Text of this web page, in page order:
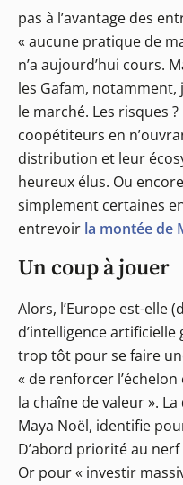
pas à l’avantage des
« aucune pratique de
n’a aujourd’hui cours.
les Gafam,
le marché. Les risques
coopétiteurs en
distribution et leur
heureux élus. Ou
simplement certaines
entrevoir la montée de
Un coup à jouer
Alors, l’Europe est-elle
d’intelligence artificielle
trop tôt pour se faire
« de renforcer
la chaîne de valeur ».
Maya Noël, identifie
D’abord priorité au
Or pour « investir